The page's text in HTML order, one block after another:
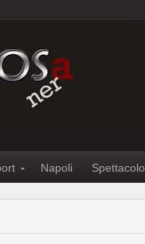
Napoli Spettacolo